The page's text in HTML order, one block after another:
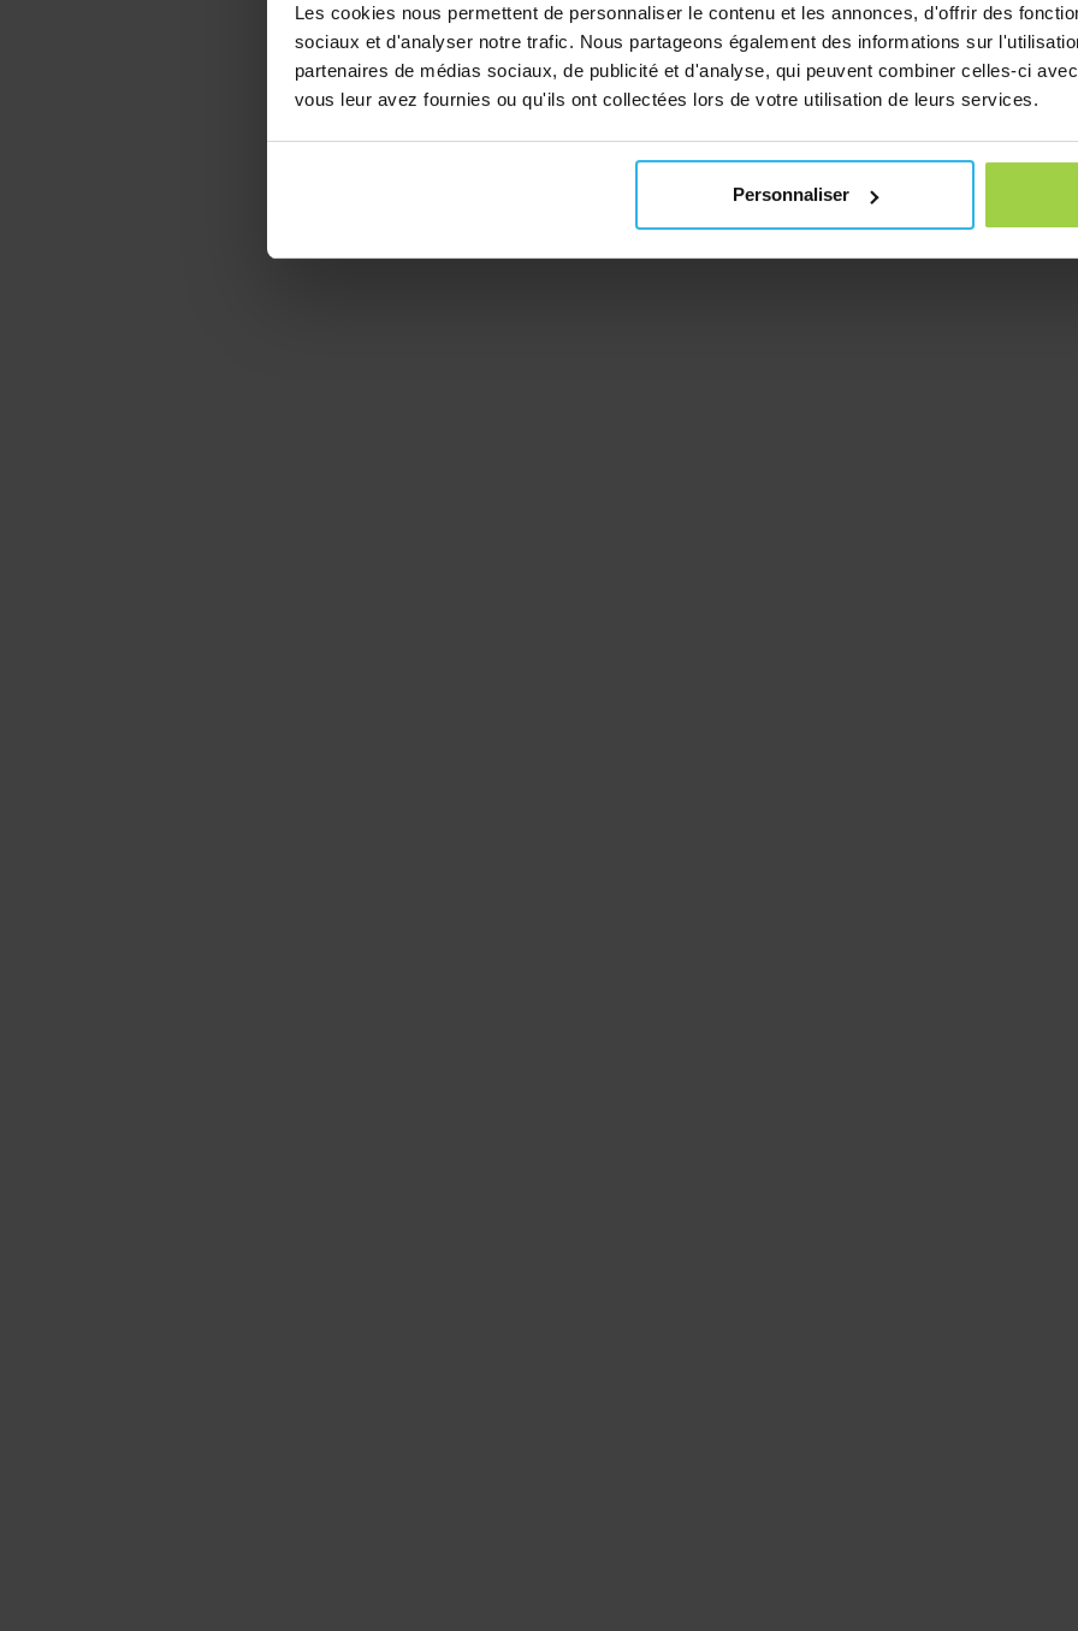
Les cookies nous permettent de personnaliser le contenu et les annonces, d'offrir des
sociaux et d'analyser notre trafic. Nous partageons également des informations sur
partenaires de médias sociaux, de publicité et d'analyse, qui peuvent combiner celles-ci
vous leur avez fournies ou qu'ils ont collectées lors de votre utilisation de leurs services.
Personnaliser